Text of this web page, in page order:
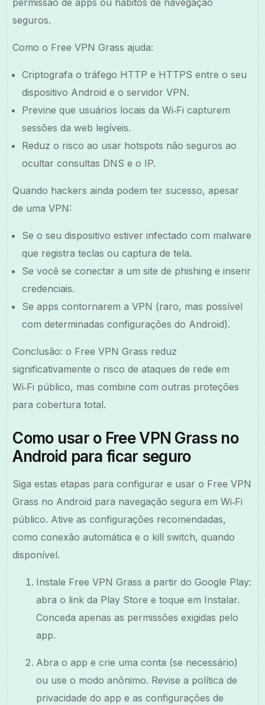
seguros.
Como o Free VPN Grass ajuda:
Criptografa o tráfego HTTP e HTTPS entre o seu
dispositivo Android e o servidor VPN.
Previne que usuários locais da Wi‑Fi capturem
sessões da web legíveis.
Reduz o risco ao usar hotspots não seguros ao
ocultar consultas DNS e o IP.
Quando hackers ainda podem ter sucesso, apesar
de uma VPN:
Se o seu dispositivo estiver infectado com malware
que registra teclas ou captura de tela.
Se você se conectar a um site de phishing e inserir
credenciais.
Se apps contornarem a VPN (raro, mas possível
com determinadas configurações do Android).
Conclusão: o Free VPN Grass reduz
significativamente o risco de ataques de rede em
Wi‑Fi público, mas combine com outras proteções
para cobertura total.
Como usar o Free VPN Grass no
Android para ficar seguro
Siga estas etapas para configurar e usar o Free VPN
Grass no Android para navegação segura em Wi‑Fi
público. Ative as configurações recomendadas,
como conexão automática e o kill switch, quando
disponível.
Instale Free VPN Grass a partir do Google Play:
abra o link da Play Store e toque em Instalar.
Conceda apenas as permissões exigidas pelo
app.
Abra o app e crie uma conta (se necessário)
ou use o modo anônimo. Revise a política de
privacidade do app e as configurações de